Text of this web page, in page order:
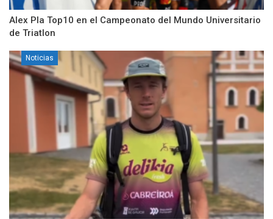
Alex Pla Top10 en el Campeonato del Mundo Universitario
de Triatlon
Noticias